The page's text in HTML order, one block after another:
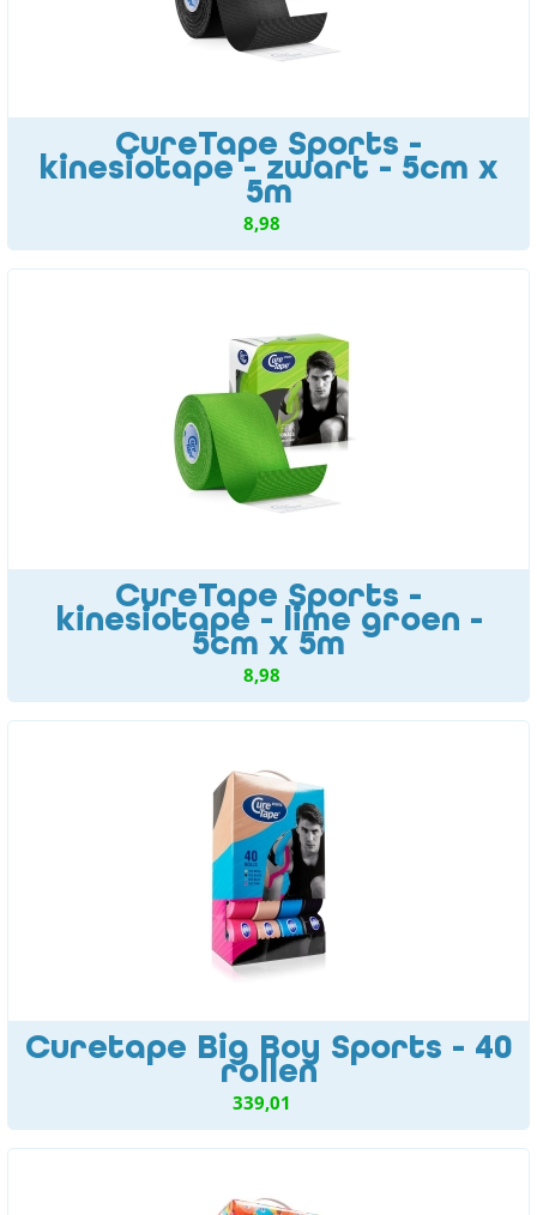
CureTape Sports -
kinesiotape - zwart - 5cm x
5m
8,98
CureTape Sports -
kinesiotape - lime groen -
5cm x 5m
8,98
Curetape Big Boy Sports - 40
rollen
339,01